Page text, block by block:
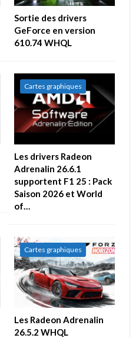
Sortie des drivers
GeForce en version
610.74 WHQL
Cartes graphiques
Les drivers Radeon
Adrenalin 26.6.1
supportent F1 25 : Pack
Saison 2026 et World
of…
Cartes graphiques
Les Radeon Adrenalin
26.5.2 WHQL